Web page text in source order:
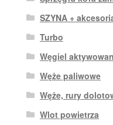
SZYNA +
Turbo
Węgiel
Węże paliwowe
Węże, rury
Wlot powietrza